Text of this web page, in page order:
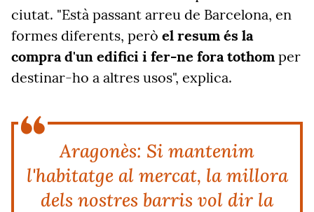
ciutat. "Està passant arreu de Barcelona, en
formes diferents, però el resum és la
compra d'un edifici i fer-ne fora tothom per
destinar-ho a altres usos", explica.
Aragonès: Si mantenim
l'habitatge al mercat, la millora
dels nostres barris vol dir la